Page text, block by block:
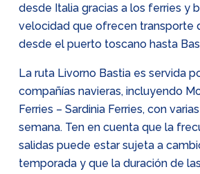
desde Italia gracias a los ferries y
velocidad que ofrecen transporte
desde el puerto toscano hasta
La ruta Livorno Bastia es servida
compañías navieras, incluyendo
Ferries – Sardinia Ferries, con
semana. Ten en cuenta que la
salidas puede estar sujeta a
temporada y que la duración de